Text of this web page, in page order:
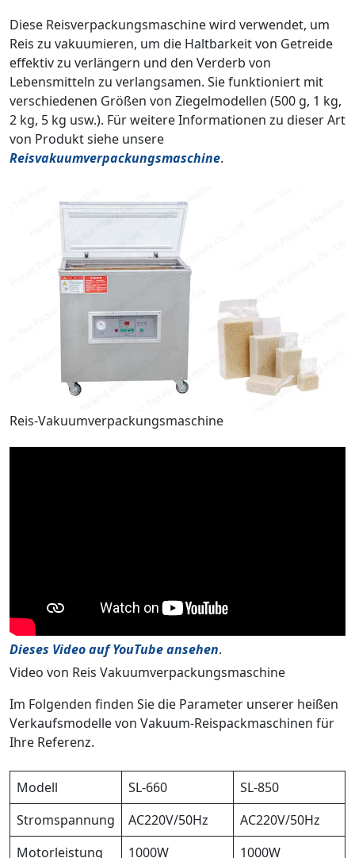
Diese Reisverpackungsmaschine wird verwendet, um
Reis zu vakuumieren, um die Haltbarkeit von Getreide
effektiv zu verlängern und den Verderb von
Lebensmitteln zu verlangsamen. Sie funktioniert mit
verschiedenen Größen von Ziegelmodellen (500 g, 1 kg,
2 kg, 5 kg usw.). Für weitere Informationen zu dieser Art
von Produkt siehe unsere
Reisvakuumverpackungsmaschine.
Reis-Vakuumverpackungsmaschine
Dieses Video auf YouTube ansehen.
Video von Reis Vakuumverpackungsmaschine
Im Folgenden finden Sie die Parameter unserer heißen
Verkaufsmodelle von Vakuum-Reispackmaschinen für
Ihre Referenz.
Modell SL-660
SL-850
Stromspannung
AC220V/50Hz
AC220V/50Hz
Motorleistung
1000W 1000W